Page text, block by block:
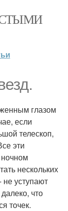
глазом
если
телескоп,
эти
нескольких
уступают
что
точек.